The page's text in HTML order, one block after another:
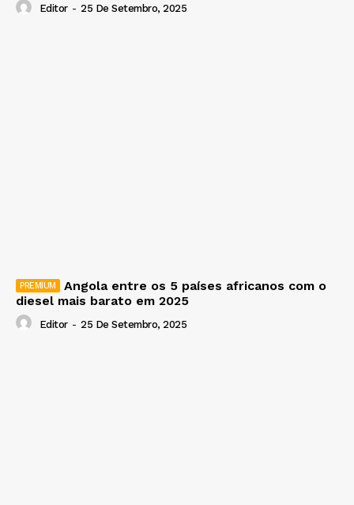
Editor - 25 De Setembro, 2025
Angola entre os 5 países africanos com o
diesel mais barato em 2025
Editor - 25 De Setembro, 2025